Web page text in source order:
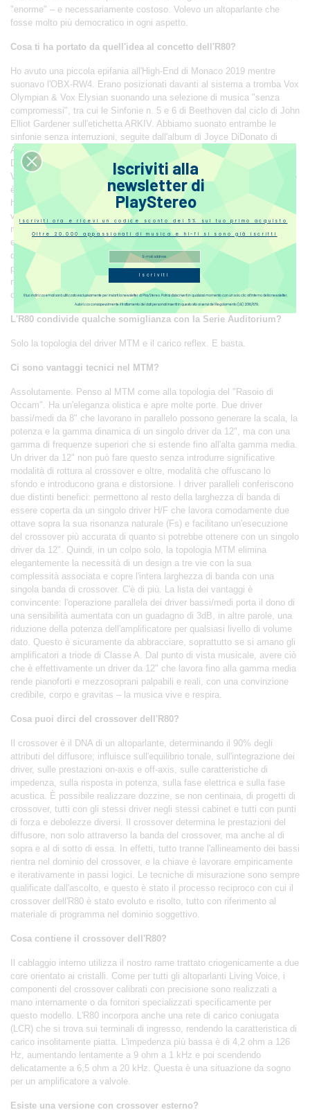
"enorme" – e necessariamente costoso. Volevo un altoparlante che
fosse molto più democratico in ogni aspetto.
Cosa ti ha portato da quell'idea al concetto dell'R80?
Ho avuto una piccola epifania all'High-End di Monaco 2019 mentre
suonavo l'OBX-RW4. Erano posizionati davanti al sistema a tromba Vox
Olympian & Vox Elysian suonando una selezione di musica "senza
compromessi", tra cui le Sinfonie n. 5 e 6 di Beethoven dal ciclo di John
Elliot Gardener sull'etichetta ARKIV. Abbiamo suonato entrambe le
sinfonie senza interruzioni, seguite dall'album di Joyce DiDonato di
Arias di Handel, una corsa sulle montagne russe che accende l'anima.
Durante il giorno, molte persone pensavano che stessero suonando i
Vox Olympian e hanno espresso il loro piacere di conseguenza. Questo
è stato il destino che mi parlava. È stata un'esperienza chiave che mi
ha fatto distogliere lo sguardo da un percorso derivato dalla Serie Vox
verso un design a due vie MTM (medio / acuto / medio) portato al suo
massimo potenziale, e questo ha segnato l'inizio di un viaggio di
esplorazione che ha portato al design dell'R80. L'R80 condivide le virtù
di entrambi gli approcci di design, guadagnando al contempo vantaggi
prestazionali unici nel processo. Colma con successo il divario tra le
nostre due famiglie di altoparlanti sia per dimensioni che per
complessità.
L'R80 condivide qualche somiglianza con la Serie Auditorium?
Solo la topologia del driver MTM e il carico reflex. E basta.
Ci sono vantaggi tecnici nel MTM?
Assolutamente. Penso al MTM come alla topologia del "Rasoio di
Occam". Ha un'eleganza olistica e apre molte porte. Due driver
bassi/medi da 8" che lavorano in parallelo possono generare la scala, la
potenza e la gamma dinamica di un singolo driver da 12", ma con una
gamma di frequenze superiori che si estende fino all'alta gamma media.
Un driver da 12" non può fare questo senza introdurre significative
modalità di rottura al crossover e oltre, modalità che offuscano lo
sfondo e introducono grana e distorsione. I driver paralleli conferiscono
due distinti benefici: permettono al resto della larghezza di banda di
essere coperta da un singolo driver H/F che lavora comodamente due
ottave sopra la sua risonanza naturale (Fs) e facilitano un'esecuzione
del crossover più accurata di quanto si potrebbe ottenere con un singolo
driver da 12". Quindi, in un colpo solo, la topologia MTM elimina
elegantemente la necessità di un design a tre vie con la sua
complessità associata e copre l'intera larghezza di banda con una
singola banda di crossover. C'è di più. La lista dei vantaggi è
convincente: l'operazione parallela dei driver bassi/medi porta il dono di
una sensibilità aumentata con un guadagno di 3dB, in altre parole, una
riduzione della potenza dell'amplificatore per qualsiasi livello di volume
dato. Questo è sicuramente da abbracciare, soprattutto se si amano gli
amplificatori a triode di Classe A. Dal punto di vista musicale, avere ciò
che è effettivamente un driver da 12" che lavora fino alla gamma media
rende pianoforti e mezzosoprani palpabili e reali, con una convinzione
credibile, corpo e gravitas – la musica vive e respira.
Cosa puoi dirci del crossover dell'R80?
Il crossover è il DNA di un altoparlante, determinando il 90% degli
attributi del diffusore; influisce sull'equilibrio tonale, sull'integrazione dei
driver, sulle prestazioni on-axis e off-axis, sulle caratteristiche di
impedenza, sulla risposta in potenza, sulla fase elettrica e sulla fase
acustica. È possibile realizzare dozzine, se non centinaia, di progetti di
crossover, tutti con gli stessi driver negli stessi cabinet e tutti con punti
di forza e debolezze diversi. Il crossover determina le prestazioni del
diffusore, non solo attraverso la banda del crossover, ma anche al di
sopra e al di sotto di essa. In effetti, tutto tranne l'allineamento dei bassi
rientra nel dominio del crossover, e la chiave è lavorare empiricamente
e iterativamente in passi logici. Le tecniche di misurazione sono sempre
qualificate dall'ascolto, e questo è stato il processo reciproco con cui il
crossover dell'R80 è stato evoluto e risolto, tutto con riferimento al
materiale di programma nel dominio soggettivo.
Cosa contiene il crossover dell'R80?
Il cablaggio interno utilizza il nostro rame trattato criogenicamente a due
core orientato ai cristalli. Come per tutti gli altoparlanti Living Voice, i
componenti del crossover calibrati con precisione sono realizzati a
mano internamente o da fornitori specializzati specificamente per
questo modello. L'R80 incorpora anche una rete di carico coniugata
(LCR) che si trova sui terminali di ingresso, rendendo la caratteristica di
carico insolitamente piatta. L'impedenza più bassa è di 4,2 ohm a 126
Hz, aumentando lentamente a 9 ohm a 1 kHz e poi scendendo
delicatamente a 6,5 ohm a 20 kHz. Questa è una situazione da sogno
per un amplificatore a valvole.
Esiste una versione con crossover esterno?
Iscriviti alla
newsletter di
PlayStereo
Iscriviti ora e ricevi un codice sconto del 5% sul tuo primo acquisto
Oltre 20.000 appassionati di musica e hi-fi si sono già iscritti
Iscriviti
Autorizzo consapevolmente il trattamento dei dati personali inseriti in questo sito ai sensi del Regolamento (UE) 2016/679.
Il tuo indirizzo email sarà utilizzato esclusivamente per inviarti la newsletter di PlayStereo. Potrai disiscriverti in qualsiasi momento con un solo clic all’interno della newsletter.